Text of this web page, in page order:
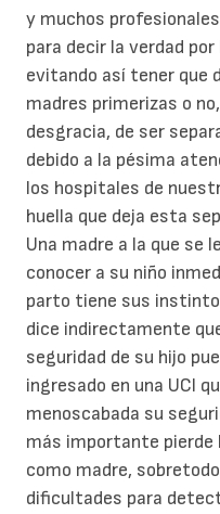
y muchos
para decir la verdad
evitando así tener que
madres primerizas o
desgracia, de ser
debido a la pésima
los hospitales de
huella que deja esta
Una madre a la que se
conocer a su niño
parto tiene sus
dice indirectamente
seguridad de su hijo
ingresado en una UCI
menoscabada su
más importante pierde
como madre,
dificultades para